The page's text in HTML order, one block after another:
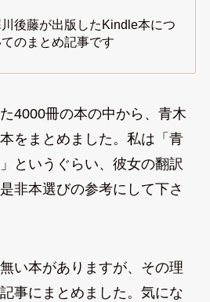
川後藤が出版したKindle本につ
のまとめ記事です
4000冊の本の中から、青木
をまとめました。私は「青
というぐらい、彼女の翻訳
非本選びの参考にして下さ
い本がありますが、その理
事にまとめました。気にな